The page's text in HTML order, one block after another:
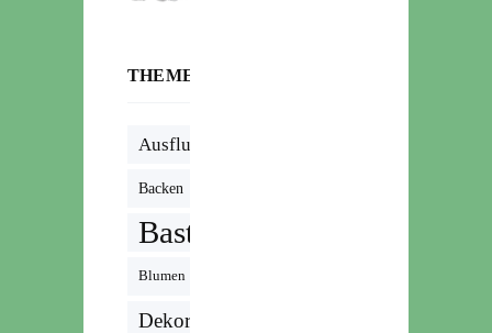
THEMENWOLKE
Ausflug
Backen
Basteln
Blumen
Dekoration